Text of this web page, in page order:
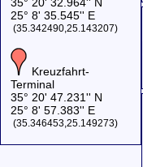
25° 8' 35.545'' E
(35.342490,25.143207)
Kreuzfahrt-
Terminal
35° 20' 47.231'' N
25° 8' 57.383'' E
(35.346453,25.149273)